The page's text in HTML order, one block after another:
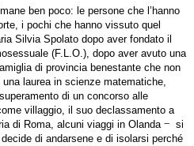
ben poco: le persone che l’hanno
i pochi che hanno vissuto quel
Silvia Spolato dopo aver fondato il
(F.L.O.), dopo aver avuto una
di provincia benestante che non
laurea in scienze matematiche,
di un concorso alle
villaggio, il suo declassamento a
di Roma, alcuni viaggi in Olanda ‒ si
di andarsene e di isolarsi perché